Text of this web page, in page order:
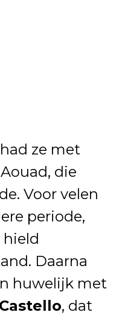
ze met
die
Voor velen
periode,
hield
Daarna
huwelijk met
, dat